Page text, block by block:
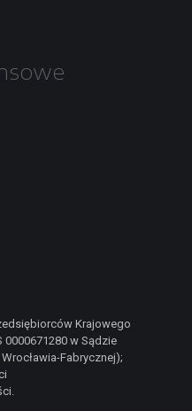
Krajowego
0000671280 w Sądzie
Fabrycznej);